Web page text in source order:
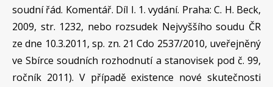
soudní řád. Komentář. Díl I. 1. vydání. Praha: C. H. Beck,
2009, str. 1232, nebo rozsudek Nejvyššího soudu ČR
ze dne 10.3.2011, sp. zn. 21 Cdo 2537/2010, uveřejněný
ve Sbírce soudních rozhodnutí a stanovisek pod č. 99,
ročník 2011). V případě existence nové skutečnosti